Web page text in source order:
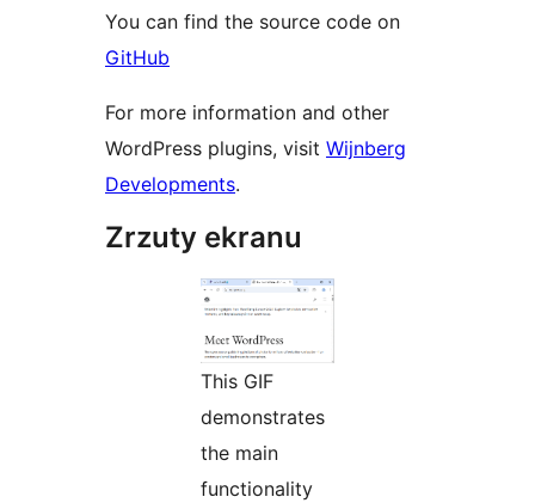
You can find the source code on
GitHub
For more information and other
WordPress plugins, visit Wijnberg
Developments.
Zrzuty ekranu
This GIF
demonstrates
the main
functionality